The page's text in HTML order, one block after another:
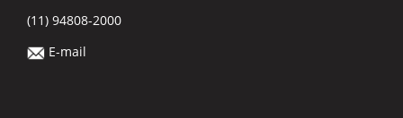
(11) 94808-2000
E-mail